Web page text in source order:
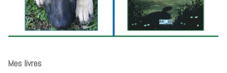
Mes livres